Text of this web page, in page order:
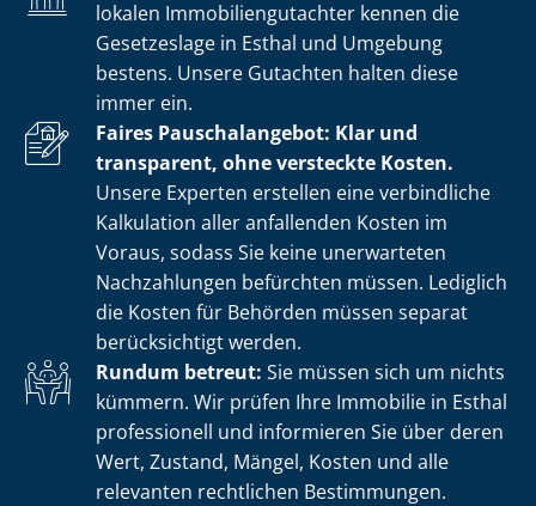
lokalen Im­mo­bi­li­en­gut­ach­ter kennen die
Gesetzeslage in Esthal und Umgebung
bestens. Unsere Gutachten halten diese
immer ein.
Faires Pauschalangebot: Klar und
transparent, ohne versteckte Kosten.
Unsere Experten erstellen eine verbindliche
Kalkulation aller anfallenden Kosten im
Voraus, sodass Sie keine unerwarteten
Nachzahlungen befürchten müssen. Lediglich
die Kosten für Behörden müssen separat
berücksichtigt werden.
Rundum betreut: Sie müssen sich um nichts
kümmern. Wir prüfen Ihre Immobilie in Esthal
professionell und informieren Sie über deren
Wert, Zustand, Mängel, Kosten und alle
relevanten rechtlichen Bestimmungen.